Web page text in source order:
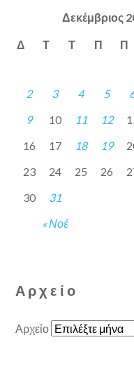
Δεκέμβριος
Δ Τ Τ Π Π
« Νοέ
2
3 4 5
9
10 11 12
16
17 18 19
23
24 25 26
30
31
Αρχείο
Αρχείο